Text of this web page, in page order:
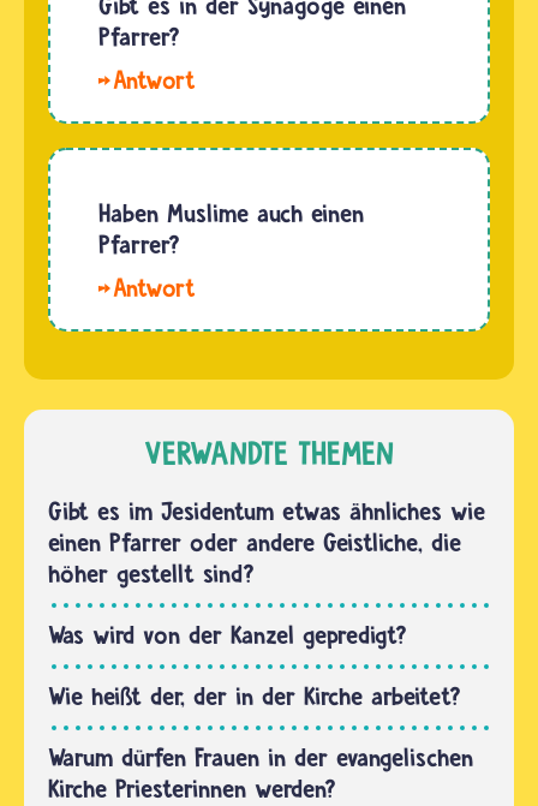
ein
Mensch
gestorben
heißt
Kollege
Pir, Dede
oder
leiten
unter
anderem
…
Pfarrer?
Pfarrer
den
christlichen
Er hat
aber
Gottesdienst
Haben Muslime auch einen
Pfarrer?
Muslime
haben
keinen
Pfarrer.
Sie
haben
den
Imam. Er
ist der
Vorbeter
in der
Moschee
und
hält…
VERWANDTE THEMEN
Gibt es im Jesidentum etwas ähnliches wie
einen Pfarrer oder andere Geistliche, die
höher gestellt sind?
Was wird von der Kanzel gepredigt?
Wie heißt der, der in der Kirche arbeitet?
Warum dürfen Frauen in der evangelischen
Kirche Priesterinnen werden?